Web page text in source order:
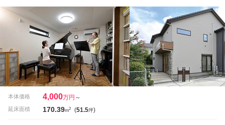
本体価格 4,000万円 ～
延床面積 170.39m2 (51.5坪)